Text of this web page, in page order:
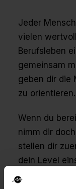
Jeder
vielen
Berufsleben
gemeinsam
geben dir die
zu orientieren.
Wenn du
nimm dir
stellen dir
dein Level
erlebst du